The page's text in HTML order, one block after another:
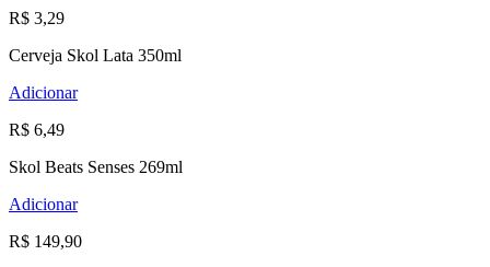
R$ 3,29
Cerveja Skol Lata 350ml
Adicionar
R$ 6,49
Skol Beats Senses 269ml
Adicionar
R$ 149,90